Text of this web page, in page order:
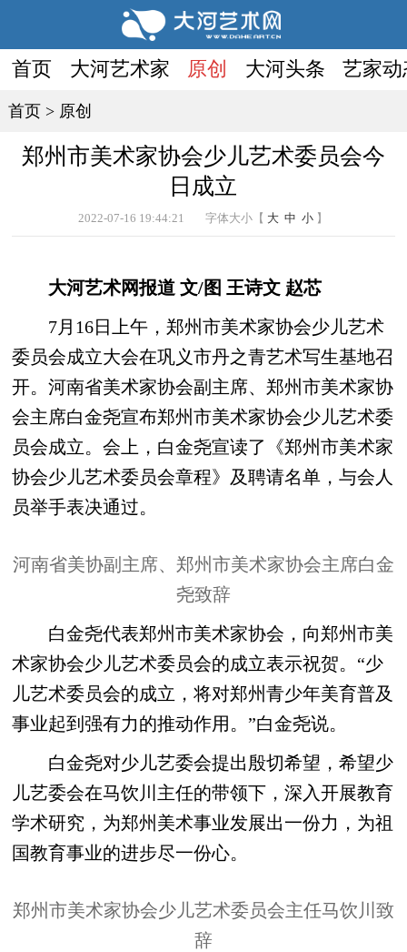
首页 大河艺术家 原创 大河头条 艺家动
首页> 原创
郑州市美术家协会少儿艺术委员会今
日成立
2022-07-16 19:44:21 字体大小【 大 中 小 】
大河艺术网报道 文/图 王诗文 赵芯
7月16日上午，郑州市美术家协会少儿艺术
委员会成立大会在巩义市丹之青艺术写生基地召
开。河南省美术家协会副主席、郑州市美术家协
会主席白金尧宣布郑州市美术家协会少儿艺术委
员会成立。会上，白金尧宣读了《郑州市美术家
协会少儿艺术委员会章程》及聘请名单，与会人
员举手表决通过。
河南省美协副主席、郑州市美术家协会主席白金
尧致辞
白金尧代表郑州市美术家协会，向郑州市美
术家协会少儿艺术委员会的成立表示祝贺。“少
儿艺术委员会的成立，将对郑州青少年美育普及
事业起到强有力的推动作用。”白金尧说。
白金尧对少儿艺委会提出殷切希望，希望少
儿艺委会在马饮川主任的带领下，深入开展教育
学术研究，为郑州美术事业发展出一份力，为祖
国教育事业的进步尽一份心。
郑州市美术家协会少儿艺术委员会主任马饮川致
辞